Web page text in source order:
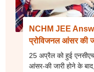
NCHM JEE
प्रोविजनल आंसर की
25 अप्रैल को हुई
आंसर-की जारी होने के